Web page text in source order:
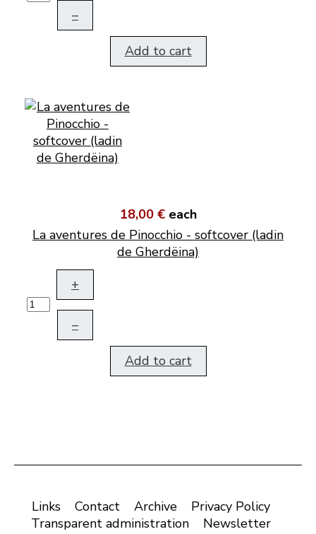
–
Add to cart
18,00 € each
La aventures de Pinocchio - softcover (ladin
de Gherdëina)
+
–
Add to cart
Links Contact Archive
Privacy Policy
Transparent administration
Newsletter